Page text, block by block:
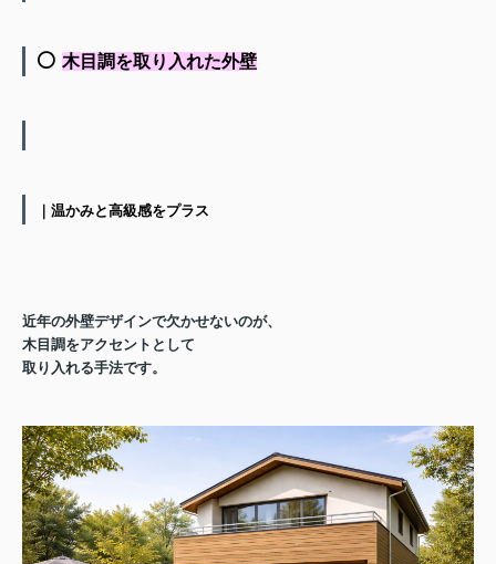
⚪️ 木目調を取り入れた外壁
｜温かみと高級感をプラス
近年の外壁デザインで欠かせないのが、
木目調をアクセントとして
取り入れる手法です。